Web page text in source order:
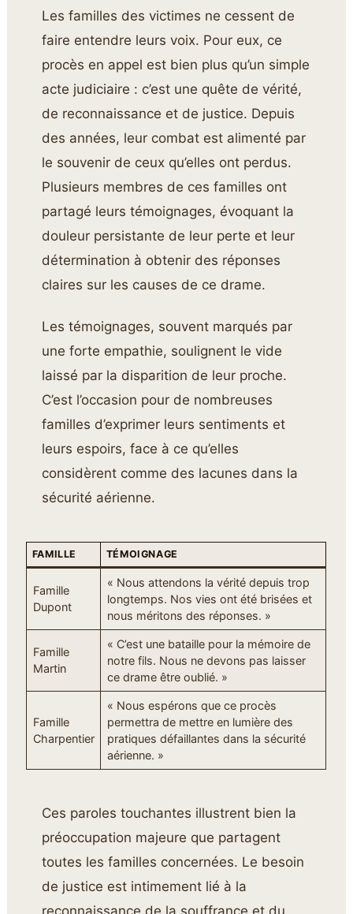
Les familles des victimes ne cessent de
faire entendre leurs voix. Pour eux, ce
procès en appel est bien plus qu’un simple
acte judiciaire : c’est une quête de vérité,
de reconnaissance et de justice. Depuis
des années, leur combat est alimenté par
le souvenir de ceux qu’elles ont perdus.
Plusieurs membres de ces familles ont
partagé leurs témoignages, évoquant la
douleur persistante de leur perte et leur
détermination à obtenir des réponses
claires sur les causes de ce drame.
Les témoignages, souvent marqués par
une forte empathie, soulignent le vide
laissé par la disparition de leur proche.
C’est l’occasion pour de nombreuses
familles d’exprimer leurs sentiments et
leurs espoirs, face à ce qu’elles
considèrent comme des lacunes dans la
sécurité aérienne.
FAMILLE TÉMOIGNAGE
Famille
Dupont
« Nous attendons la vérité depuis trop
longtemps. Nos vies ont été brisées et
nous méritons des réponses. »
Famille
Martin
« C’est une bataille pour la mémoire de
notre fils. Nous ne devons pas laisser
ce drame être oublié. »
Famille
Charpentier
« Nous espérons que ce procès
permettra de mettre en lumière des
pratiques défaillantes dans la sécurité
aérienne. »
Ces paroles touchantes illustrent bien la
préoccupation majeure que partagent
toutes les familles concernées. Le besoin
de justice est intimement lié à la